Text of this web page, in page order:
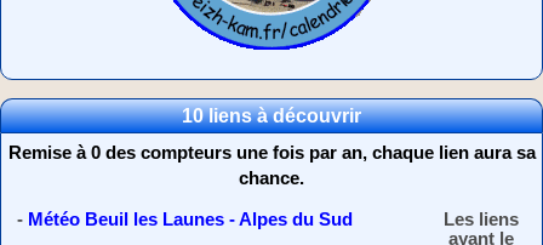
10 liens à découvrir
Remise à 0 des compteurs une fois par an, chaque lien aura sa
chance.
- Météo Beuil les Launes - Alpes du Sud
Les liens
ayant le